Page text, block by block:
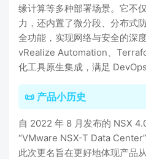
缘计算等多种部署场景。它不
力，还内置了微分段、分布式
全功能，实现网络与安全的深
vRealize Automation、
化工具原生集成，满足
📜 产品小历史
自 2022 年 8 月发布的 NSX
“VMware NSX-T Data
此次更名旨在更好地体现产品